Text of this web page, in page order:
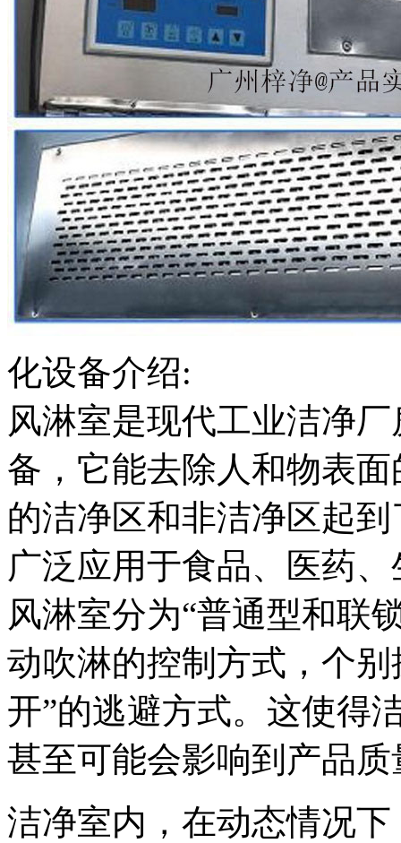
化设备介绍:
风淋室是现代工业洁净
备，它能去除人和物表
的洁净区和非洁净区起
广泛应用于食品、医药
风淋室分为“普通型和联
动吹淋的控制方式，个
开”的逃避方式。这使得
甚至可能会影响到产品质
洁净室内，在动态情况